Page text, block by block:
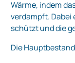
Wärme, indem
verdampft. Dabei
schützt und die
Die